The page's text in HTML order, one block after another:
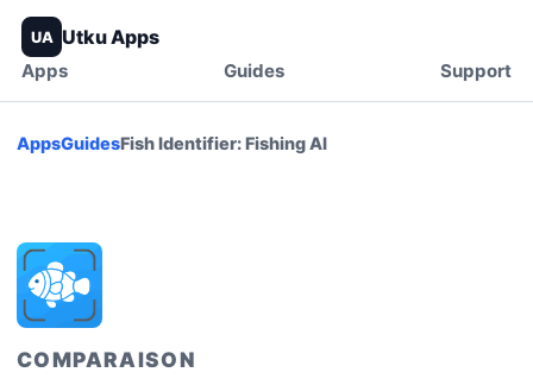
UA Utku Apps
Apps Guides Support
AppsGuidesFish Identifier: Fishing AI
COMPARAISON